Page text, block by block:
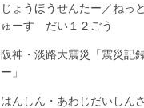
じょうほうせんたー／ねっ
ゅーす だい１２ごう
阪神・淡路大震災「震災記
ー」
はんしん・あわじだいしん